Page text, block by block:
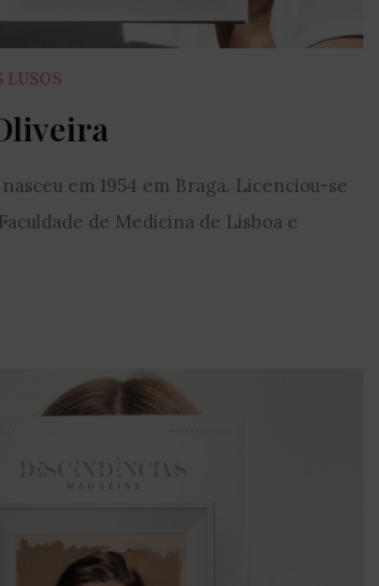
LUSOS
em 1954 em Braga. Licenciou-se
de Medicina de Lisboa e